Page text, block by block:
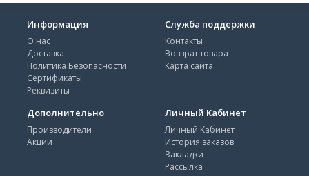
Информация
О нас
Доставка
Политика Безопасности
Сертификаты
Реквизиты
Служба поддержки
Контакты
Возврат товара
Карта сайта
Дополнительно
Производители
Акции
Личный Кабинет
Личный Кабинет
История заказов
Закладки
Рассылка